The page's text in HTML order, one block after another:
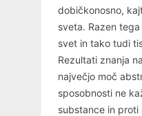
dobičkonosno,
sveta. Razen
svet in tako tudi
Rezultati znanja
največjo moč
sposobnosti ne
substance in proti